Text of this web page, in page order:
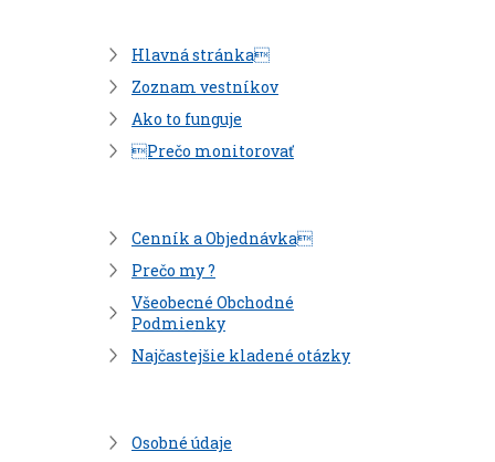
Hlavná stránka
Zoznam vestníkov
Ako to funguje
Prečo monitorovať
Cenník a Objednávka
Prečo my ?
Všeobecné Obchodné
Podmienky
Najčastejšie kladené otázky
Osobné údaje